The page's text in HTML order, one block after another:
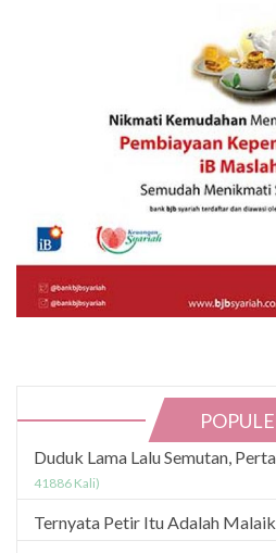
Duduk Lama Lalu Semutan,
41886 Kali)
Ternyata Petir Itu Adalah